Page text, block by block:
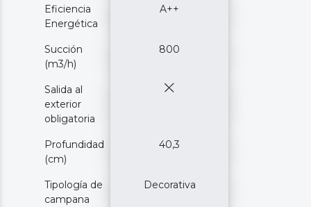
Eficiencia
Energética
A++
Succión
(m3/h)
800
Salida al
exterior
obligatoria
Profundidad
(cm)
40,3
Tipología de
campana
Decorativa